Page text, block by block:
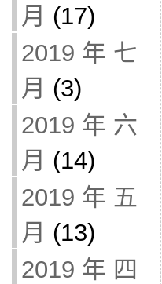
月 (17)
2019 年 七
月 (3)
2019 年 六
月 (14)
2019 年 五
月 (13)
2019 年 四